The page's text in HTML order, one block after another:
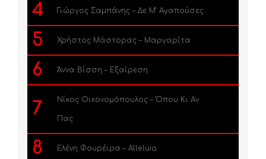
4 Γιώργος Σαμπάνης – Δε Μ’ Αγαπούσες
5 Χρήστος Μάστορας – Μαργαρίτα
6 Άννα Βίσση – Εξαίρεση
7 Νίκος Οικονομόπουλος – Όπου Κι Αν
Πας
8 Ελένη Φουρέιρα – Alleluia